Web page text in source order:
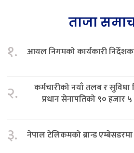
ताजा
१. आयल निगमको कार्यकारी
२.
कर्मचारीको नयाँ तलब र सुविधा
प्रधान सेनापतिको ९०
३. नेपाल टेलिकमको ब्रान्ड